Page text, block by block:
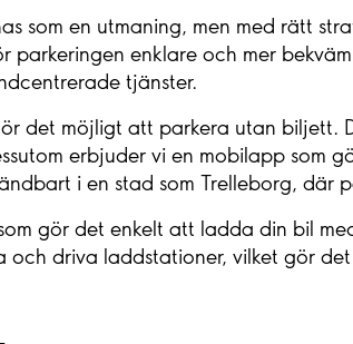
som en utmaning, men med rätt
parkeringen enklare och mer
tjänster.
det möjligt att parkera utan biljett.
erbjuder vi en mobilapp
i en stad som Trelleborg, där
gör det enkelt att ladda din bil
driva laddstationer, vilket gör